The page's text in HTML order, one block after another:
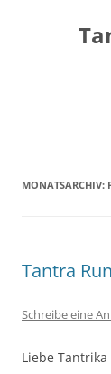
MONATSARCHIV:
Tantra
Schreibe eine
Liebe